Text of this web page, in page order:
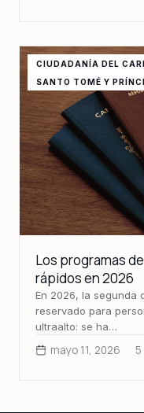
CIUDADANÍA DEL
SANTO TOMÉ Y
Los programas
rápidos en 2026
En 2026, la segunda
reservado para
ultraalto: se ha…
mayo 11, 2026 5